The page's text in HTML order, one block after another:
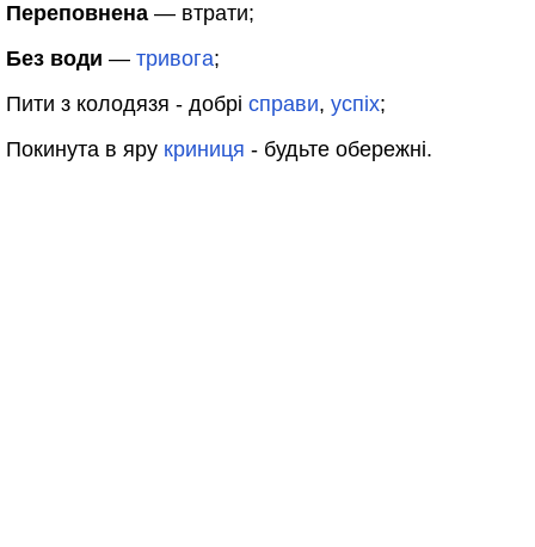
Переповнена — втрати;
Без води — тривога;
Пити з колодязя - добрі справи, успіх;
Покинута в яру криниця - будьте обережні.